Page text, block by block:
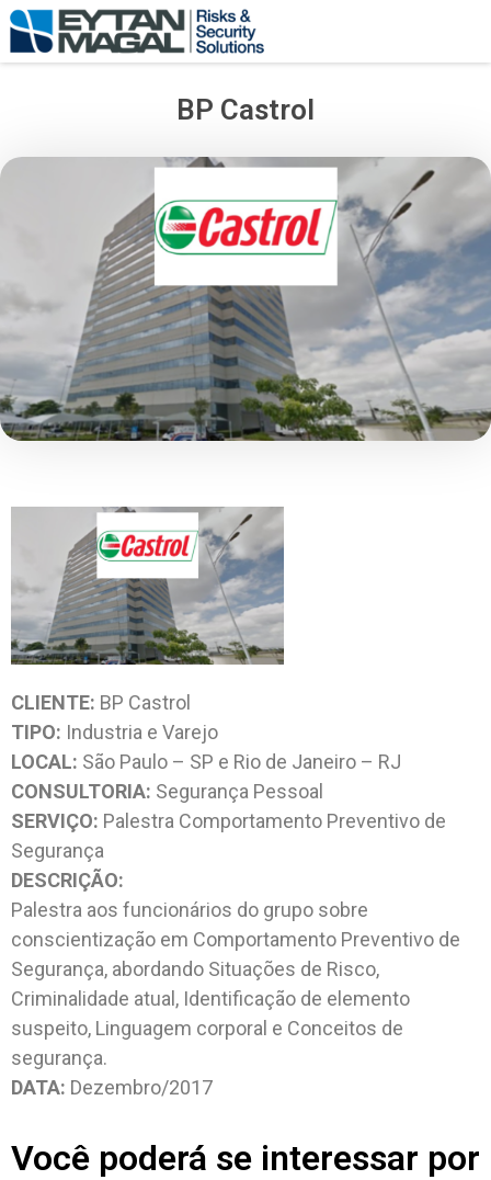
BP Castrol
CLIENTE: BP Castrol
TIPO: Industria e Varejo
LOCAL: São Paulo – SP e Rio de Janeiro – RJ
CONSULTORIA: Segurança Pessoal
SERVIÇO: Palestra Comportamento Preventivo de
Segurança
DESCRIÇÃO:
Palestra aos funcionários do grupo sobre
conscientização em Comportamento Preventivo de
Segurança, abordando Situações de Risco,
Criminalidade atual, Identificação de elemento
suspeito, Linguagem corporal e Conceitos de
segurança.
DATA: Dezembro/2017
Você poderá se interessar por